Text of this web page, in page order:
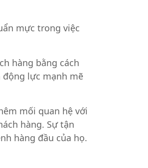
mực trong việc
hàng bằng cách
động lực mạnh mẽ
mối quan hệ với
hàng. Sự tận
hàng đầu của họ.